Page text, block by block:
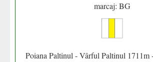
marcaj: BG
Poiana Paltinul - Vârful Paltinul 1711m